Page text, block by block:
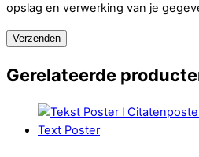
opslag en verwerking van je
Gerelateerde